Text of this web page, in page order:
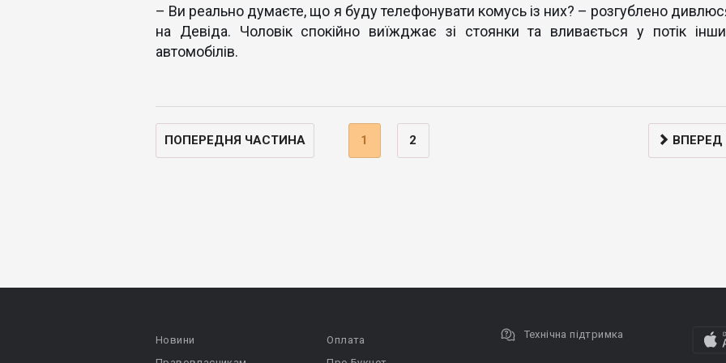
– Ви реально думаєте, що я буду телефонувати комусь із них? – розгублено
на Девіда. Чоловік спокійно виїжджає зі стоянки та вливається у потік
автомобілів.
ПОПЕРЕДНЯ ЧАСТИНА 1 2 ВПЕРЕД
Новини
Оплата
Технічна підтримка